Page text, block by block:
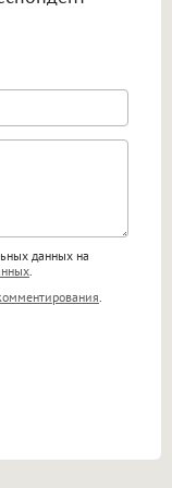
<big>,
<ol>, <li>,
HTML,
данных на
.
.